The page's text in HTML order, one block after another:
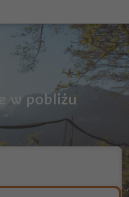
w pobliżu